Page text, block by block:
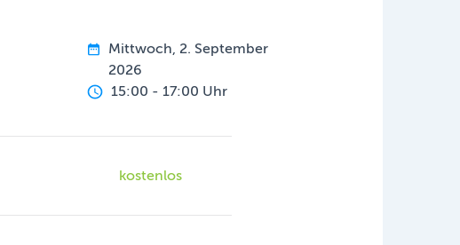
Mittwoch, 2. September
2026
15:00 - 17:00 Uhr
kostenlos